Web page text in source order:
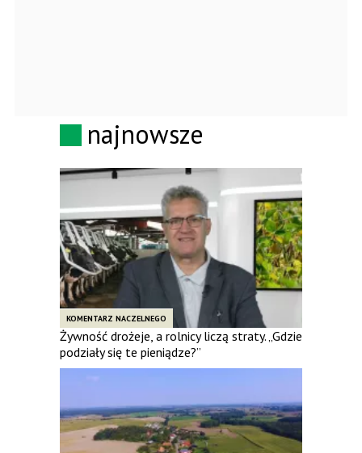
najnowsze
KOMENTARZ NACZELNEGO
Żywność drożeje, a rolnicy liczą straty. „Gdzie
podziały się te pieniądze?”